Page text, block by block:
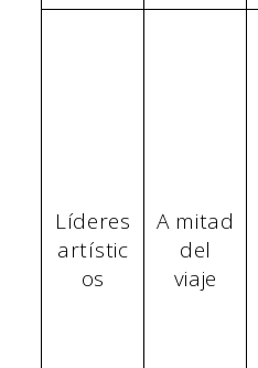
Líderes
artístic
os
A mitad
del
viaje